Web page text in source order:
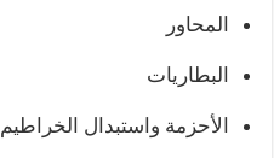
المحاور
البطاريات
الأحزمة واستبدال الخراطيم